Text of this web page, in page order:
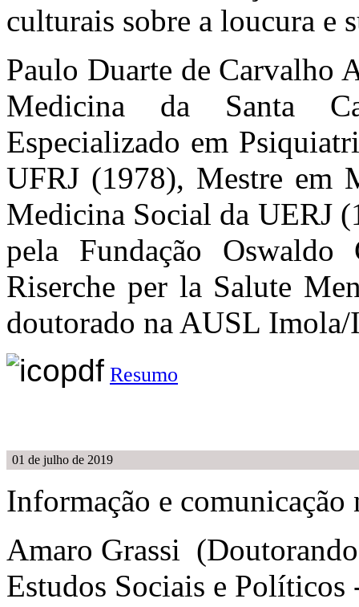
culturais sobre a loucura e
Paulo Duarte de Carvalho
Medicina da Santa
Especializado em
UFRJ (1978), Mestre em
Medicina Social da UERJ
pela Fundação
Riserche per la Salute
doutorado na AUSL
Resumo
01 de julho de 2019
Informação e comunicação
Amaro Grassi
Estudos Sociais e